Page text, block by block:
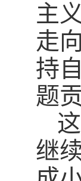
主
走
持
题
继